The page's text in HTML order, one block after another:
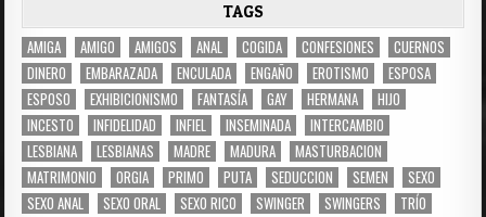
TAGS
AMIGA AMIGO AMIGOS ANAL COGIDA CONFESIONES
CUERNOS
DINERO
EMBARAZADA ENCULADA ENGAÑO EROTISMO
ESPOSA
ESPOSO
EXHIBICIONISMO FANTASÍA GAY HERMANA
HIJO
INCESTO
INFIDELIDAD INFIEL INSEMINADA
INTERCAMBIO
LESBIANA
LESBIANAS MADRE MADURA
MASTURBACION
MATRIMONIO
ORGIA PRIMO PUTA SEDUCCION SEMEN
SEXO
SEXO ANAL
SEXO ORAL SEXO RICO SWINGER SWINGERS
TRÍO